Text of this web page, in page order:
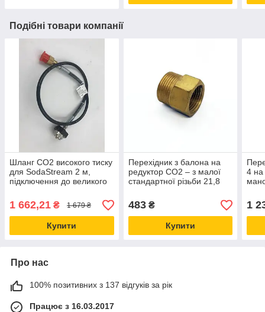
Подібні товари компанії
Шланг CO2 високого тиску
для SodaStream 2 м,
підключення до великого
1 662,21 ₴ 1 679 ₴
Купити
Перехідник з балона на
редуктор CO2 – з малої
стандартної різьби 21,8
мм (тато)
483₴
Купити
4
1
Про нас
100% позитивних з 137 відгуків за рік
Працює з 16.03.2017